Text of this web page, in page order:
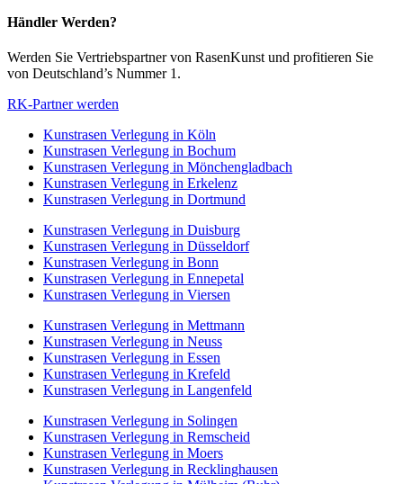
Händler Werden?
Werden Sie Vertriebspartner von RasenKunst und profitieren Sie
von Deutschland’s Nummer 1.
RK-Partner werden
Kunstrasen Verlegung in Köln
Kunstrasen Verlegung in Bochum
Kunstrasen Verlegung in Mönchengladbach
Kunstrasen Verlegung in Erkelenz
Kunstrasen Verlegung in Dortmund
Kunstrasen Verlegung in Duisburg
Kunstrasen Verlegung in Düsseldorf
Kunstrasen Verlegung in Bonn
Kunstrasen Verlegung in Ennepetal
Kunstrasen Verlegung in Viersen
Kunstrasen Verlegung in Mettmann
Kunstrasen Verlegung in Neuss
Kunstrasen Verlegung in Essen
Kunstrasen Verlegung in Krefeld
Kunstrasen Verlegung in Langenfeld
Kunstrasen Verlegung in Solingen
Kunstrasen Verlegung in Remscheid
Kunstrasen Verlegung in Moers
Kunstrasen Verlegung in Recklinghausen